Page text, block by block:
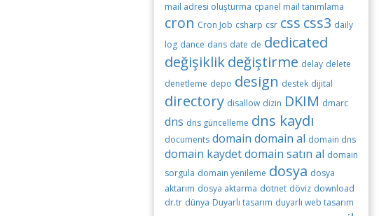
mail adresi oluşturma cpanel mail tanımlama
cron Cron Job csharp csr css css3 daily
log dance dans date de dedicated
değişiklikdeğiştirme delay delete
denetleme depo design destek dijital
directory disallow dizin DKIM dmarc
dns dns güncelleme dns kaydı
documents domain domain al domain dns
domain kaydetdomain satın al domain
sorgula domain yenileme dosya dosya
aktarım dosya aktarma dotnet döviz download
dr.tr dünya Duyarlı tasarım duyarlı web tasarım